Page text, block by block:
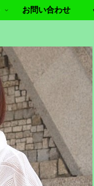
お問い合わせ